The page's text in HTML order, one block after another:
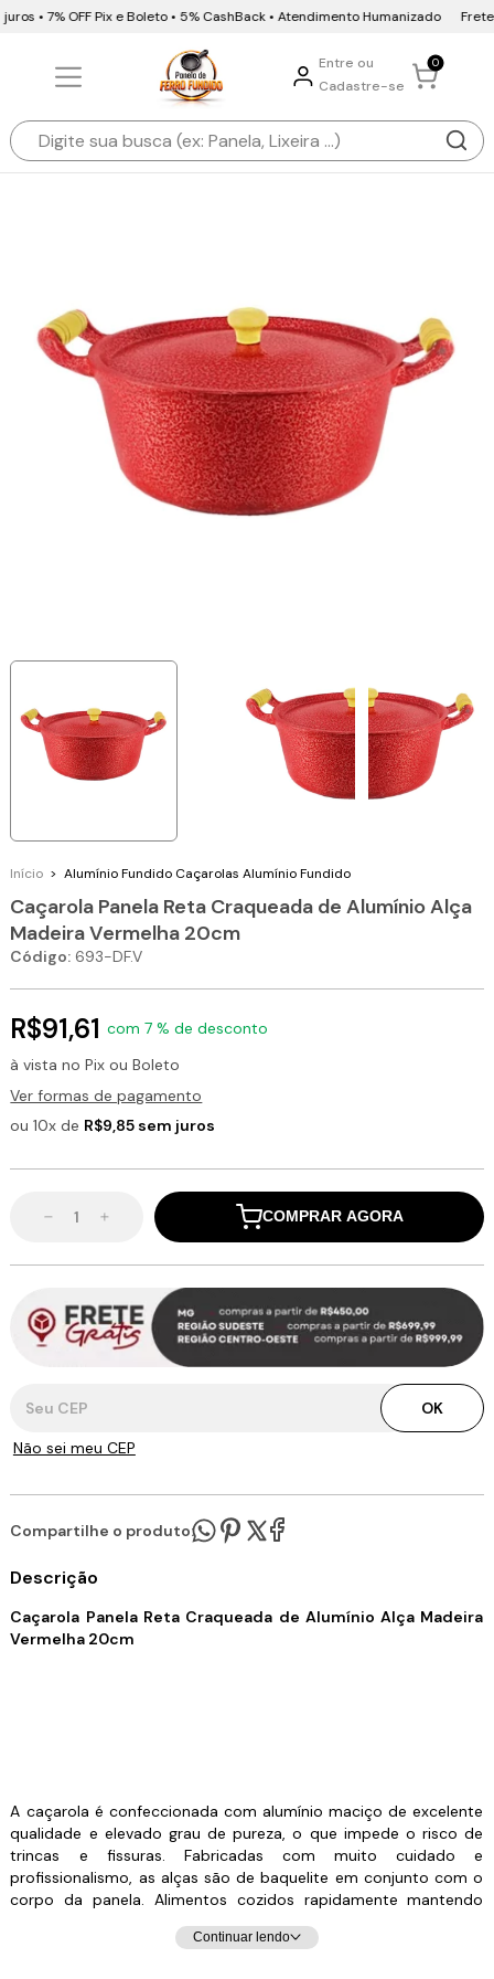
• 7% OFF Pix e Boleto • 5% CashBack • Atendimento Humanizado Frete
Entre ou
Cadastre-se
0
Início > Alumínio Fundido Caçarolas Alumínio Fundido
Caçarola Panela Reta Craqueada de Alumínio Alça
Madeira Vermelha 20cm
Código: 693-DF.V
R$91,61 com 7 % de desconto
à vista no Pix ou Boleto
Ver formas de pagamento
ou 10x de R$9,85 sem juros
COMPRAR AGORA
OK
Não sei meu CEP
Compartilhe o produto:
Descrição
Caçarola Panela Reta Craqueada de Alumínio Alça Madeira
Vermelha 20cm
A caçarola é confeccionada com alumínio maciço de excelente
qualidade e elevado grau de pureza, o que impede o risco de
trincas e fissuras. Fabricadas com muito cuidado e
profissionalismo, as alças são de baquelite em conjunto com o
corpo da panela. Alimentos cozidos rapidamente mantendo
temperatura elevada mais tempo, proporcionando a economia
de Gás. Produto com excelente qualidade e Alta Durabilidade.
Continuar lendo